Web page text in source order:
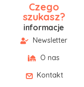
Czego
szukasz?
informacje
Newsletter
O nas
Kontakt